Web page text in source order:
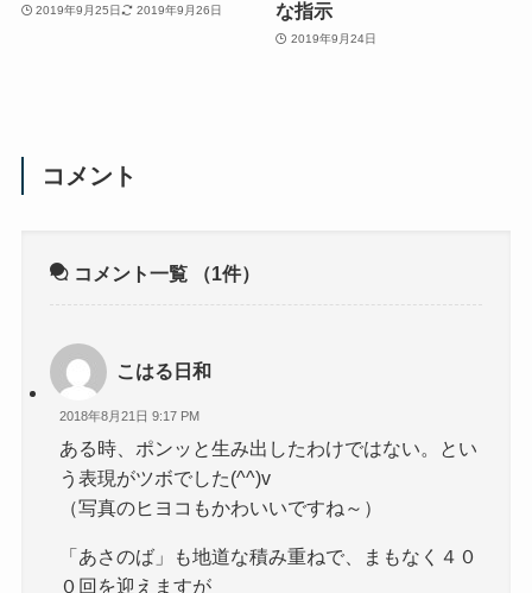
2019年9月25日 2019年9月26日
な指示
2019年9月24日
コメント
コメント一覧 （1件）
こはる日和
2018年8月21日 9:17 PM
ある時、ポンッと生み出したわけではない。とい
う表現がツボでした(^^)v
（写真のヒヨコもかわいいですね～）
「あさのば」も地道な積み重ねで、まもなく４０
０回を迎えますが